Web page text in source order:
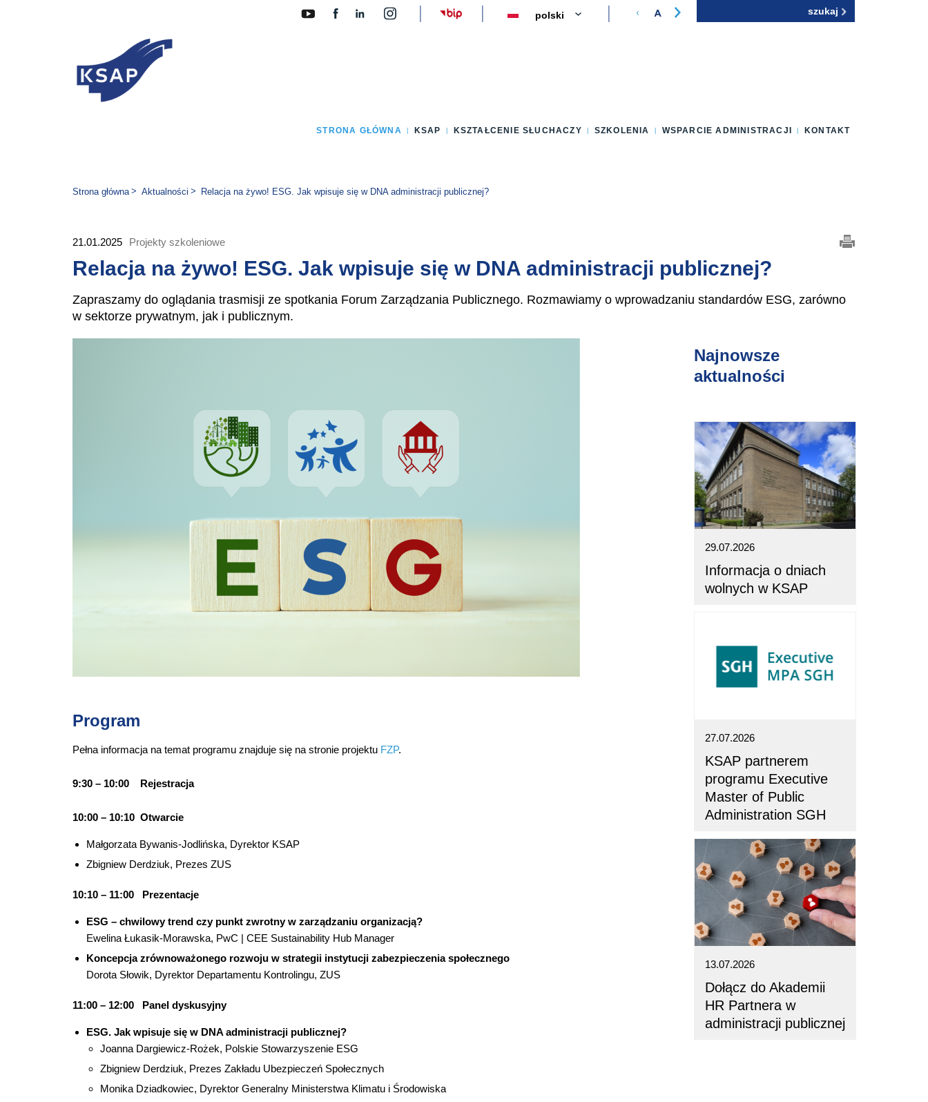
Zmień wersję językową strony
STRONA GŁÓWNA KSAP KSZTAŁCENIE SŁUCHACZY SZKOLENIA WSPARCIE ADMINISTRACJI KONTAKT
Jesteś tutaj:
Strona główna Aktualności Relacja na żywo! ESG. Jak wpisuje się w DNA administracji publicznej?
21.01.2025 Projekty szkoleniowe
Relacja na żywo! ESG. Jak wpisuje się w DNA administracji publicznej?
Zapraszamy do oglądania trasmisji ze spotkania Forum Zarządzania Publicznego. Rozmawiamy o wprowadzaniu standardów ESG, zarówno
w sektorze prywatnym, jak i publicznym.
Program
Pełna informacja na temat programu znajduje się na stronie projektu FZP.
9:30 – 10:00 Rejestracja
10:00 – 10:10 Otwarcie
Małgorzata Bywanis-Jodlińska, Dyrektor KSAP
Zbigniew Derdziuk, Prezes ZUS
10:10 – 11:00 Prezentacje
ESG – chwilowy trend czy punkt zwrotny w zarządzaniu organizacją? ​
Ewelina Łukasik-Morawska, PwC | CEE Sustainability Hub Manager
Koncepcja zrównoważonego rozwoju w strategii instytucji zabezpieczenia społecznego
Dorota Słowik, Dyrektor Departamentu Kontrolingu, ZUS
11:00 – 12:00 Panel dyskusyjny
ESG. Jak wpisuje się w DNA administracji publicznej?
Joanna Dargiewicz-Rożek, Polskie Stowarzyszenie ESG
Zbigniew Derdziuk, Prezes Zakładu Ubezpieczeń Społecznych
Monika Dziadkowiec, Dyrektor Generalny Ministerstwa Klimatu i Środowiska
Najnowsze
aktualności
29.07.2026
Informacja o dniach
wolnych w KSAP
27.07.2026
KSAP partnerem
programu Executive
Master of Public
Administration SGH
13.07.2026
Dołącz do Akademii
HR Partnera w
administracji publicznej